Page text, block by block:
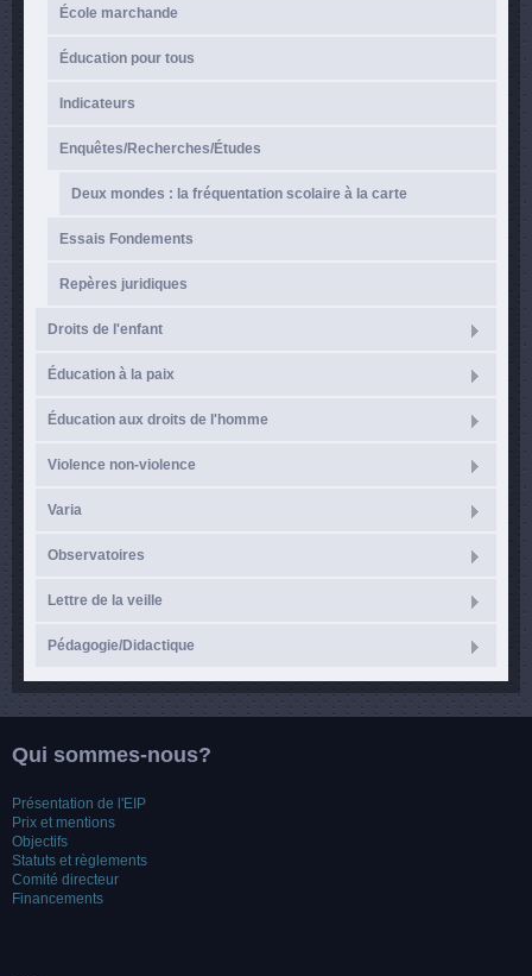
École marchande
Éducation pour tous
Indicateurs
Enquêtes/Recherches/Études
Deux mondes : la fréquentation scolaire à la carte
Essais Fondements
Repères juridiques
Droits de l'enfant
Éducation à la paix
Éducation aux droits de l'homme
Violence non-violence
Varia
Observatoires
Lettre de la veille
Pédagogie/Didactique
Qui sommes-nous?
Présentation de l'EIP
Prix et mentions
Objectifs
Statuts et règlements
Comité directeur
Financements